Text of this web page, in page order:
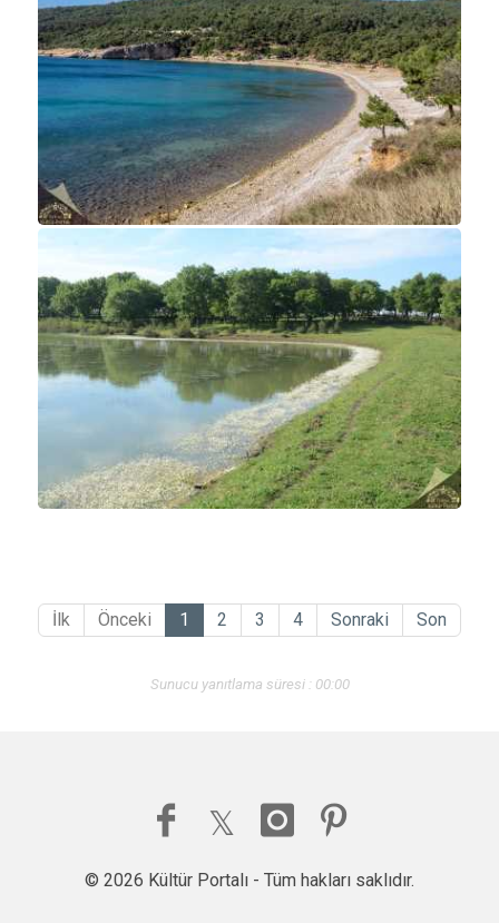
İlk Önceki 1 2 3 4 Sonraki Son
Sunucu yanıtlama süresi : 00:00
© 2026 Kültür Portalı - Tüm hakları saklıdır.